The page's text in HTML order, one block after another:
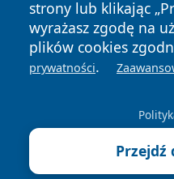
strony lub klikając
wyrażasz zgodę na
plików cookies
prywatności.
Przejdź